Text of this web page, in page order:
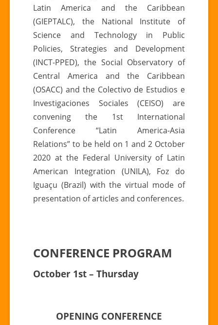
Latin America and the Caribbean
(GIEPTALC), the National Institute of
Science and Technology in Public
Policies, Strategies and Development
(INCT-PPED), the Social Observatory of
Central America and the Caribbean
(OSACC) and the Colectivo de Estudios e
Investigaciones Sociales (CEISO) are
convening the 1st International
Conference “Latin America-Asia
Relations” to be held on 1 and 2 October
2020 at the Federal University of Latin
American Integration (UNILA), Foz do
Iguaçu (Brazil) with the virtual mode of
presentation of articles and conferences.
CONFERENCE PROGRAM
October 1st – Thursday
OPENING CONFERENCE